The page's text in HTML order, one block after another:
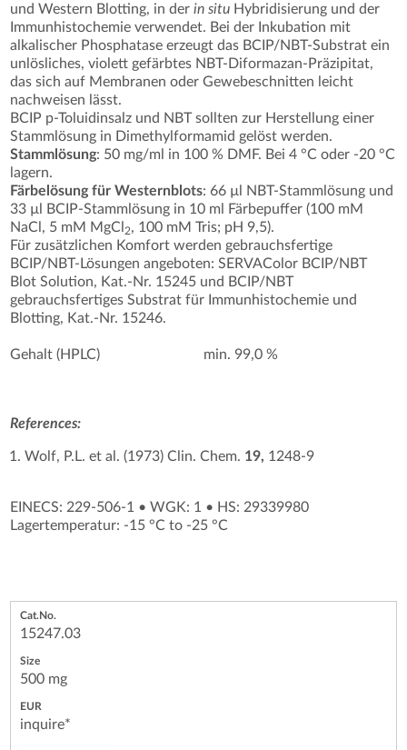
und Western Blotting, in derin situ Hybridisierung und der
Immunhistochemie verwendet. Bei der Inkubation mit
alkalischer Phosphatase erzeugt das BCIP/NBT-Substrat ein
unlösliches, violett gefärbtes NBT-Diformazan-Präzipitat,
das sich auf Membranen oder Gewebeschnitten leicht
nachweisen lässt.
BCIP p-Toluidinsalz und NBT sollten zur Herstellung einer
Stammlösung in Dimethylformamid gelöst werden.
Stammlösung: 50 mg/ml in 100 % DMF. Bei 4 °C oder -20 °C
lagern.
Färbelösung für Westernblots: 66 µl NBT-Stammlösung und
33 µl BCIP-Stammlösung in 10 ml Färbepuffer (100 mM
NaCl, 5 mM MgCl 2, 100 mM Tris; pH 9,5).
Für zusätzlichen Komfort werden gebrauchsfertige
BCIP/NBT-Lösungen angeboten: SERVAColor BCIP/NBT
Blot Solution, Kat.-Nr. 15245 und BCIP/NBT
gebrauchsfertiges Substrat für Immunhistochemie und
Blotting, Kat.-Nr. 15246.
Gehalt (HPLC) min. 99,0 %
References:
Wolf, P.L. et al. (1973) Clin. Chem. 19, 1248-9
EINECS: 229-506-1 •WGK: 1 • HS: 29339980
Lagertemperatur: -15 °C to -25 °C
15247.03
500 mg
inquire*